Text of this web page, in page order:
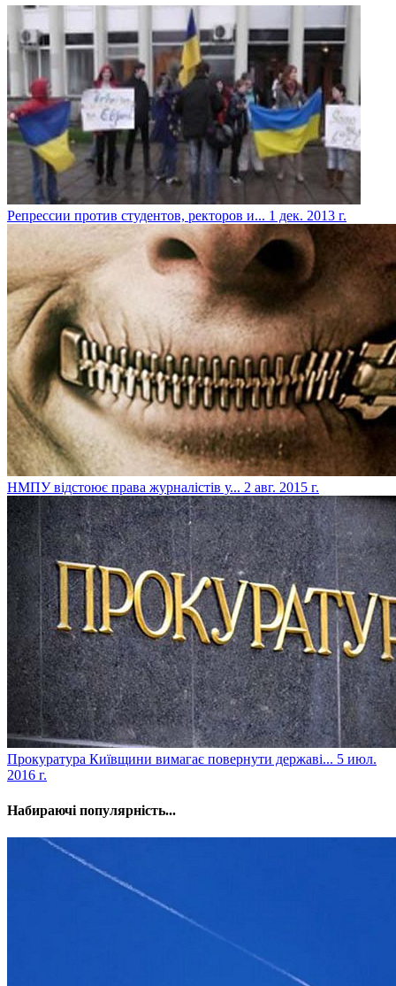
Репрессии против студентов, ректоров и... 1 дек. 2013 г.
НМПУ відстоює права журналістів у... 2 авг. 2015 г.
Прокуратура Київщини вимагає повернути державі... 5 июл.
2016 г.
Набираючі популярність...